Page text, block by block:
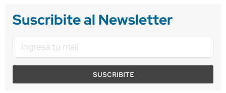
Suscribite al Newsletter
SUSCRIBITE